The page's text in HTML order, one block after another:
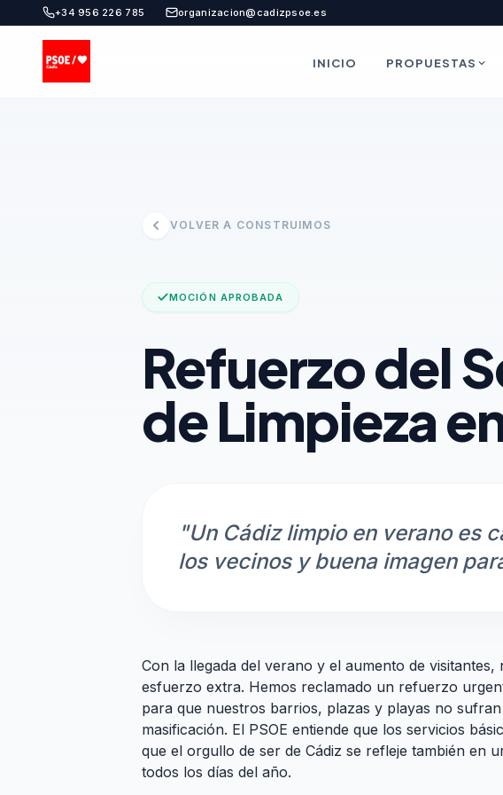
+34 956 226 785 organizacion@cadizpsoe.es
INICIO PROPUESTAS
VOLVER A CONSTRUIMOS
MOCIÓN APROBADA
Refuerzo del
de Limpieza
"Un Cádiz limpio en verano es
los vecinos y buena imagen
Con la llegada del verano y el aumento de visitantes,
esfuerzo extra. Hemos reclamado un refuerzo
para que nuestros barrios, plazas y playas no
masificación. El PSOE entiende que los servicios
que el orgullo de ser de Cádiz se refleje también en
todos los días del año.